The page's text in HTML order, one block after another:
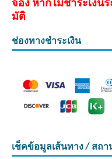
มัติ
ช่องทางชำระเงิน
เช็คข้อมูลเส้นทาง / สถา